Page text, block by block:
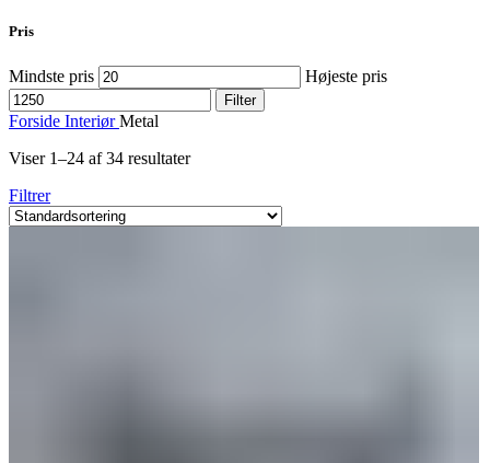
Pris
Mindste pris Højeste pris
Filter
Forside InteriørMetal
Viser 1–24 af 34 resultater
Filtrer